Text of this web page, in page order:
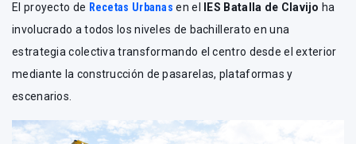
El proyecto de Recetas Urbanas en el IES Batalla de Clavijo ha
involucrado a todos los niveles de bachillerato en una
estrategia colectiva transformando el centro desde el exterior
mediante la construcción de pasarelas, plataformas y
escenarios.